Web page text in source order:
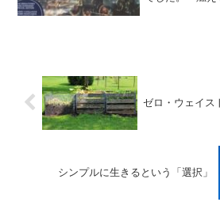
ゼロ・ウェイ
シンプルに生きるという「選択」